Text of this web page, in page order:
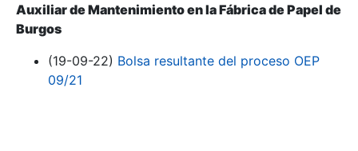
Mostra/Amaga
Auxiliar de Mantenimiento en la Fábrica de Papel de
Burgos
(19-09-22) Bolsa resultante del proceso OEP
09/21